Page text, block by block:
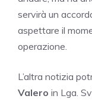
servirà un
aspettare il
operazione.
L’altra notizia
Valero in Lga.